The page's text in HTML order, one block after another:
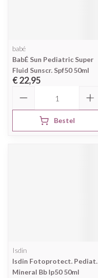
babé
BabÉ Sun Pediatric Super
Fluid Sunscr. Spf50 50ml
€ 22,95
Bestel
Isdin
Isdin Fotoprotect. Pediat.
Mineral Bb Ip50 50ml